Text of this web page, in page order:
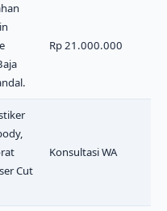
Rp 21.000.000
Cut
Konsultasi WA